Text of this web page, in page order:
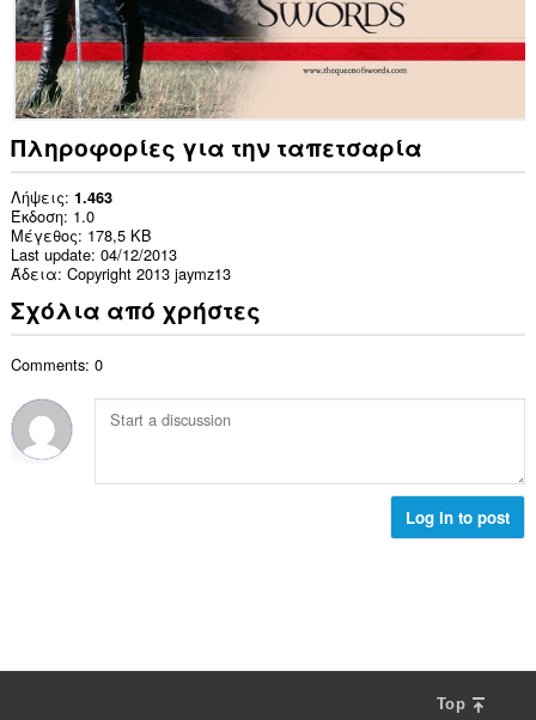
Πληροφορίες για την ταπετσαρία
Λήψεις 1.463
Έκδοση 1.0
Μέγεθος 178,5 KB
Last update 04/12/2013
Άδεια Copyright 2013 jaymz13
Σχόλια από χρήστες
Comments: 0
Log in to post
Top